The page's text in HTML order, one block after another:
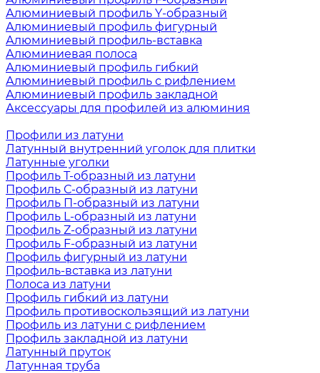
Алюминиевый профиль Y-образный
Алюминиевый профиль фигурный
Алюминиевый профиль-вставка
Алюминиевая полоса
Алюминиевый профиль гибкий
Алюминиевый профиль с рифлением
Алюминиевый профиль закладной
Аксессуары для профилей из алюминия
Профили из латуни
Латунный внутренний уголок для плитки
Латунные уголки
Профиль Т-образный из латуни
Профиль С-образный из латуни
Профиль П-образный из латуни
Профиль L-образный из латуни
Профиль Z-образный из латуни
Профиль F-образный из латуни
Профиль фигурный из латуни
Профиль-вставка из латуни
Полоса из латуни
Профиль гибкий из латуни
Профиль противоскользящий из латуни
Профиль из латуни с рифлением
Профиль закладной из латуни
Латунный пруток
Латунная труба